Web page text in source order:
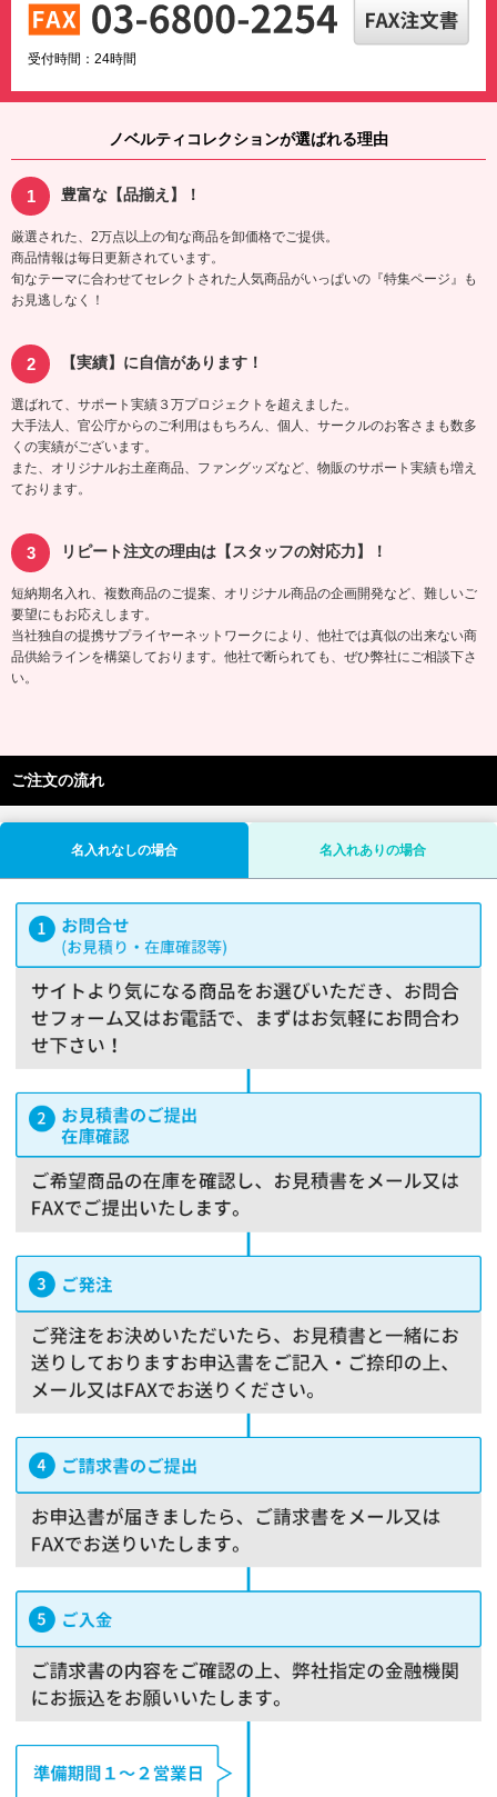
受付時間：24時間
ノベルティコレクションが選ばれる理由
豊富な【品揃え】！
厳選された、2万点以上の旬な商品を卸価格でご提供。
商品情報は毎日更新されています。
旬なテーマに合わせてセレクトされた人気商品がいっぱいの『特集ページ』も
お見逃しなく！
【実績】に自信があります！
選ばれて、サポート実績３万プロジェクトを超えました。
大手法人、官公庁からのご利用はもちろん、個人、サークルのお客さまも数多
くの実績がございます。
また、オリジナルお土産商品、ファングッズなど、物販のサポート実績も増え
ております。
リピート注文の理由は【スタッフの対応力】！
短納期名入れ、複数商品のご提案、オリジナル商品の企画開発など、難しいご
要望にもお応えします。
当社独自の提携サプライヤーネットワークにより、他社では真似の出来ない商
品供給ラインを構築しております。他社で断られても、ぜひ弊社にご相談下さ
い。
ご注文の流れ
名入れなしの場合 名入れありの場合